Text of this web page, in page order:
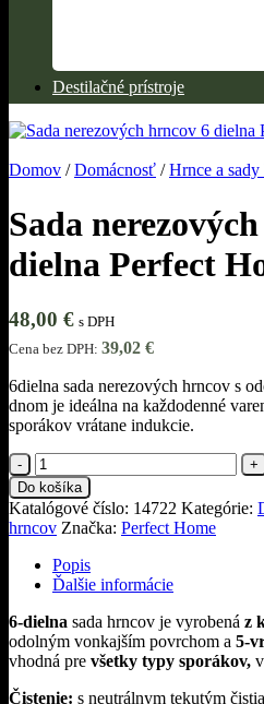
Destilačné prístroje
Domov / Domácnosť / Hrnce a
Sada
dielna Perfect
48,00 € s DPH
Cena bez DPH: 39,02 €
6dielna sada nerezových hrncov s
dnom je ideálna na každodenné
sporákov vrátane indukcie.
množstvo
Sada
nerezových
hrncov
6
dielna
Perfect
Home
Do košíka
Katalógové číslo: 14722 Kategórie:
hrncov Značka: Perfect Home
Popis
Ďalšie informácie
6-dielna sada hrncov je vyrobená z
odolným vonkajším povrchom a 5-
vhodná pre všetky typy sporákov,
Čistenie: s neutrálnym tekutým